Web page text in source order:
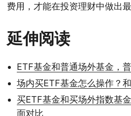
费用，才能在投资理财中做出
延伸阅读
ETF基金和普通场外基金，
场内买ETF基金怎么操作？
买ETF基金和买场外指数基
面对比